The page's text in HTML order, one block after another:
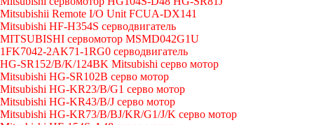
Mitsubishii Remote I/O Unit FCUA-DX141
Mitsubishi HF-H354S серводвигатель
MITSUBISHI сервомотор MSMD042G1U
1FK7042-2AK71-1RG0 серводвигатель
HG-SR152/B/K/124BK Mitsubishi серво мотор
Mitsubishi HG-SR102B серво мотор
Mitsubishi HG-KR23/B/G1 серво мотор
Mitsubishi HG-KR43/B/J серво мотор
Mitsubishi HG-KR73/B/BJ/KR/G1/J/K серво мотор